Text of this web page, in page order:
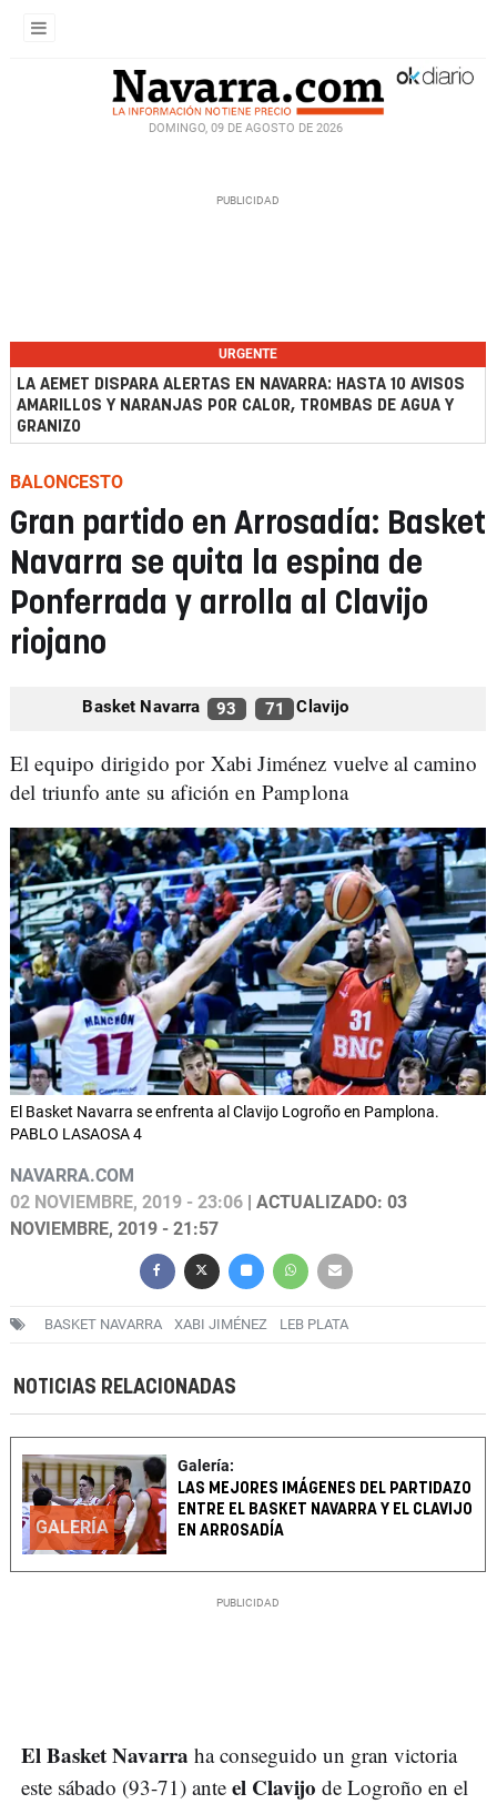
DOMINGO, 09 DE AGOSTO DE 2026
URGENTE
LA AEMET DISPARA ALERTAS EN NAVARRA: HASTA 10 AVISOS
AMARILLOS Y NARANJAS POR CALOR, TROMBAS DE AGUA Y
GRANIZO
BALONCESTO
Gran partido en Arrosadía: Basket
Navarra se quita la espina de
Ponferrada y arrolla al Clavijo
riojano
Basket Navarra 93 71 Clavijo
El equipo dirigido por Xabi Jiménez vuelve al camino
del triunfo ante su afición en Pamplona
El Basket Navarra se enfrenta al Clavijo Logroño en Pamplona.
PABLO LASAOSA 4
NAVARRA.COM
02 NOVIEMBRE, 2019 - 23:06 | ACTUALIZADO: 03
NOVIEMBRE, 2019 - 21:57
BASKET NAVARRA XABI JIMÉNEZ LEB PLATA
NOTICIAS RELACIONADAS
GALERÍA
Galería:
LAS MEJORES IMÁGENES DEL PARTIDAZO
ENTRE EL BASKET NAVARRA Y EL CLAVIJO
EN ARROSADÍA
El Basket Navarra ha conseguido un gran victoria
este sábado (93-71) ante el Clavijo de Logroño en el